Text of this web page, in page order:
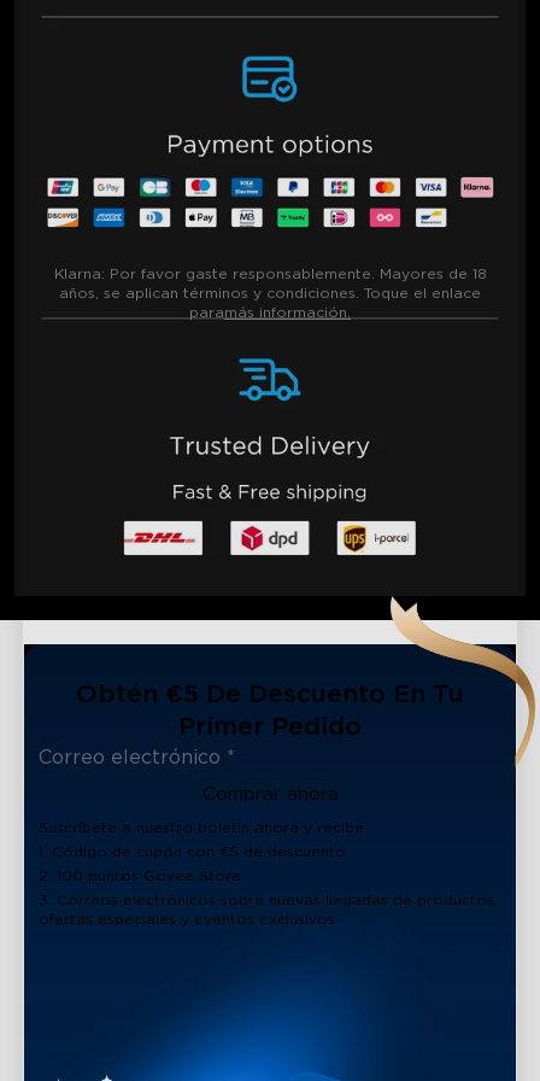
Klarna: Por favor gaste responsablemente. Mayores de 18
años, se aplican términos y condiciones. Toque el enlace
paramás información.
Obtén €5 De Descuento En Tu
Primer Pedido
Comprar ahora
Suscríbete a nuestro boletín ahora y recibe:
1. Código de cupón con €5 de descuento
2. 100 puntos Govee Store
3. Correos electrónicos sobre nuevas llegadas de productos,
ofertas especiales y eventos exclusivos